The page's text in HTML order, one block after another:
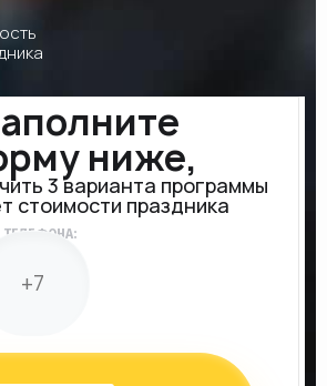
ниже,
3 варианта программы
стоимости праздника